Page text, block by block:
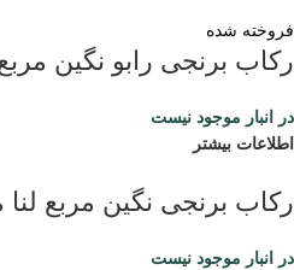
فروخته شده
رکاب برنجی رابو نگین
در انبار موجود نیست
اطلاعات بیشتر
رکاب برنجی نگین مربع لنا
در انبار موجود نیست